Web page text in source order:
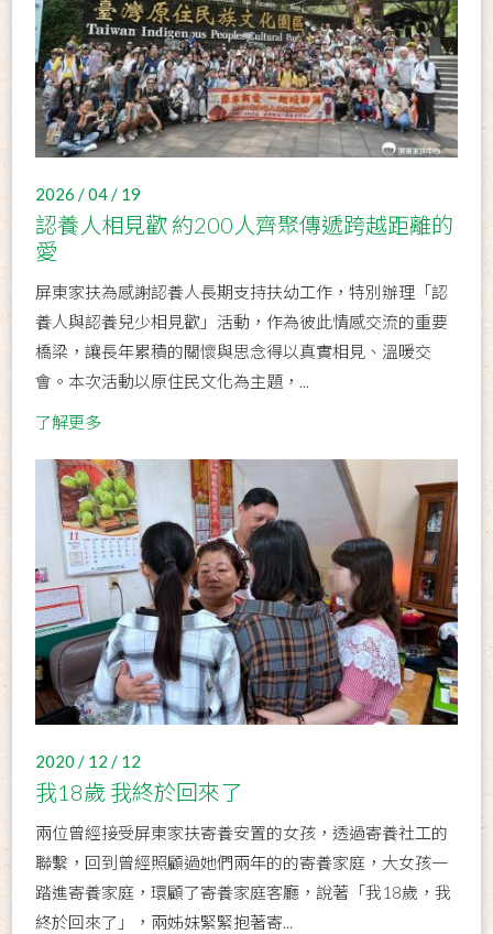
2026 / 04 / 19
認養人相見歡 約200人齊聚傳遞跨越距離的
愛
屏東家扶為感謝認養人長期支持扶幼工作，特別辦理「認
養人與認養兒少相見歡」活動，作為彼此情感交流的重要
橋梁，讓長年累積的關懷與思念得以真實相見、溫暖交
會。本次活動以原住民文化為主題，...
了解更多
2020 / 12 / 12
我18歲 我終於回來了
兩位曾經接受屏東家扶寄養安置的女孩，透過寄養社工的
聯繫，回到曾經照顧過她們兩年的的寄養家庭，大女孩一
踏進寄養家庭，環顧了寄養家庭客廳，說著「我18歲，我
終於回來了」，兩姊妹緊緊抱著寄...